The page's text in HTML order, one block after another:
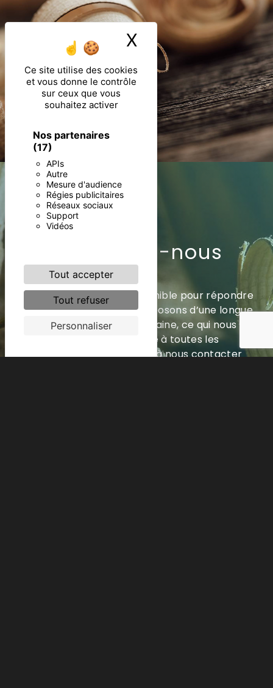
Ce site utilise des cookies
et vous donne le contrôle
sur ceux que vous
souhaitez activer
Nos partenaires
(17)
APIs
Autre
Mesure d'audience
Régies publicitaires
Réseaux sociaux
Support
Vidéos
Tout accepter
Tout refuser
Personnaliser
X Masquer le
Contactez-nous
Notre équipe se tient disponible pour répondre
à toute demande. Nous disposons d’une longue
expérience dans le domaine, ce qui nous
permet de faire face à toutes les
demandes. N'hésitez pas à nous contacter